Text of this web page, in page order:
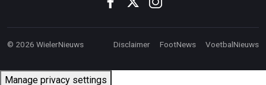
© 2026 WielerNieuws Disclaimer FootNews VoetbalNieuws
Manage privacy settings